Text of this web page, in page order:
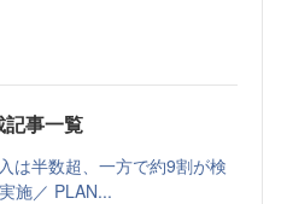
事一覧
は半数超、一方で約9割が検
施／ PLAN...